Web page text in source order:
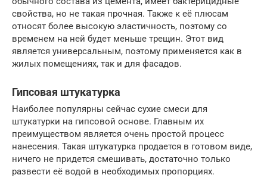
свойства, но не такая прочная. Также к её плюсам
относят более высокую эластичность, поэтому со
временем на ней будет меньше трещин. Этот вид
является универсальным, поэтому применяется как в
жилых помещениях, так и для фасадов.
Гипсовая штукатурка
Наиболее популярны сейчас сухие смеси для
штукатурки на гипсовой основе. Главным их
преимуществом является очень простой процесс
нанесения. Такая штукатурка продается в готовом виде,
ничего не придется смешивать, достаточно только
развести её водой в необходимых пропорциях.